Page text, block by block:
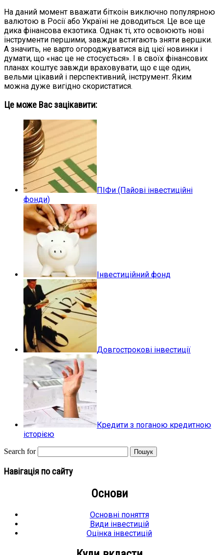
На даний момент вважати біткоін виключно популярною
валютою в Росії або Україні не доводиться. Це все ще
дика фінансова екзотика. Однак ті, хто освоюють нові
інструменти першими, завжди встигають зняти вершки.
А значить, не варто огороджуватися від цієї новинки і
думати, що «нас це не стосується». І в своїх фінансових
планах коштує завжди враховувати, що є ще один,
вельми цікавий і перспективний, інструмент. Яким
можна дуже вигідно скористатися.
Це може Вас зацікавити:
ПІФи (Пайові інвестиційні
фонди)
Інвестиційний фонд
Довгострокові інвестиції
Кредити з поганою кредитною
історією
Search for
Навігація по сайту
Основи
Основні поняття
Види інвестицій
Оцінка інвестицій